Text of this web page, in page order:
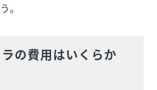
。
の費用はいくらか